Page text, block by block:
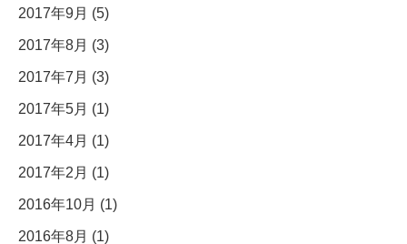
2017年9月 (5)
2017年8月 (3)
2017年7月 (3)
2017年5月 (1)
2017年4月 (1)
2017年2月 (1)
2016年10月 (1)
2016年8月 (1)